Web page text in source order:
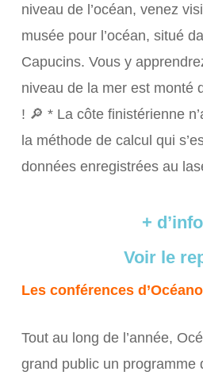
niveau de l’océan, venez
musée pour l’océan, situé
Capucins. Vous y
niveau de la mer est monté
! 🔎 * La côte finistérienne
la méthode de calcul qui
données enregistrées au
+
Voir le
Les conférences
Tout au long de l’année,
grand public un programme